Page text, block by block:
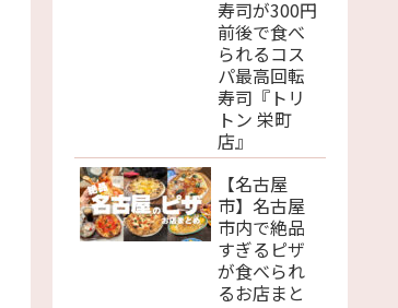
寿司が300円
前後で食べ
られるコス
パ最高回転
寿司『トリ
トン 栄町
店』
【名古屋
市】名古屋
市内で絶品
すぎるピザ
が食べられ
るお店まと